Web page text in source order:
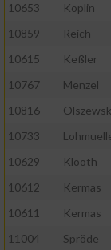
10653
Koplin
10859
Reich
10615
Keßler
10767
Menzel
10816
10733
10629
Klooth
10612
Kermas
10611
Kermas
11004
Spröde
Verwendung
Erstellung von
Verwendung
Messung der
Messung der